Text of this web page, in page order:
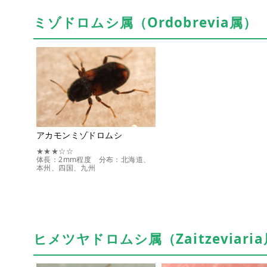
ミゾドロムシ属（Ordobrevia属）
アカモンミゾドロムシ
★★★☆☆
体長：2mm程度 分布：北海道、
本州、四国、九州
ヒメツヤドロムシ属（Zaitzeviaria